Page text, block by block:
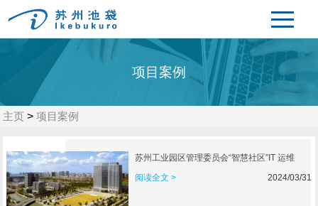
项目案例
主页 >项目案例
苏州工业园区管理委员会“智慧社区”IT 运维
阅读全文 >
2024/03/31